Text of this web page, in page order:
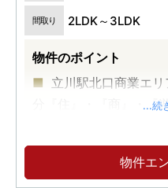
間取り 2LDK～3LDK
物件のポイント
立川駅北口商業エ
分『住』・『商』・『
...続
物件エ